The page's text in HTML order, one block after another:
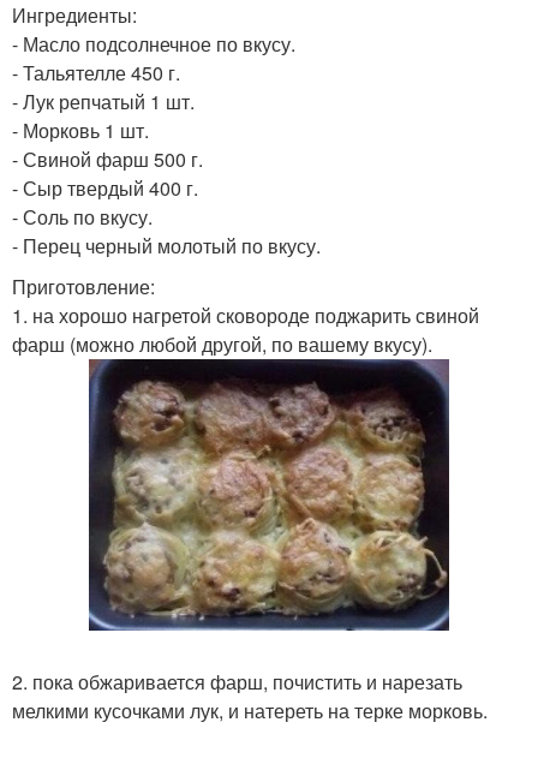
Ингредиенты:
- Масло подсолнечное по вкусу.
- Тальятелле 450 г.
- Лук репчатый 1 шт.
- Морковь 1 шт.
- Свиной фарш 500 г.
- Сыр твердый 400 г.
- Соль по вкусу.
- Перец черный молотый по вкусу.
Приготовление:
1. на хорошо нагретой сковороде поджарить свиной
фарш (можно любой другой, по вашему вкусу).
2. пока обжаривается фарш, почистить и нарезать
мелкими кусочками лук, и натереть на терке морковь.